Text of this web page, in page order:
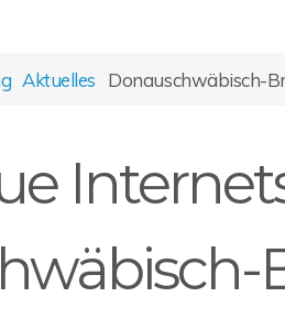
Aktuelles Donauschwäbisch-